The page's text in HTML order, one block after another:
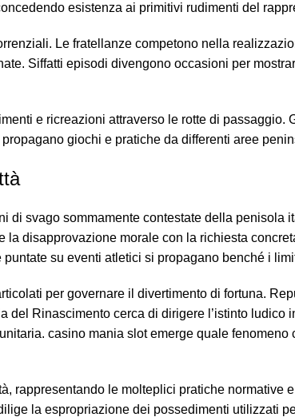
esistenza ai primitivi rudimenti del
Le fratellanze competono nella
Siffatti episodi divengono occasioni per
e ricreazioni attraverso le rotte di passaggio.
giochi e pratiche da differenti aree
di svago sommamente contestate della penisola
disapprovazione morale con la richiesta
su eventi atletici si propagano benché i
per governare il divertimento di fortuna.
del Rinascimento cerca di dirigere l’istinto ludico
casino mania slotemerge quale fenomeno
rappresentando le molteplici pratiche normative
la espropriazione dei possedimenti utilizzati